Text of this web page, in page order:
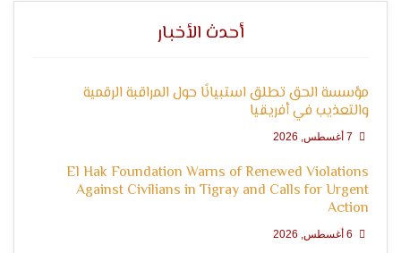
التعبير
أحدث الأخبار
مؤسسة الحق تطلق استبيانًا حول المراقبة الرقمية
والتعذيب في أفريقيا
El Hak Foundation Warns of Renewed Violations
Against Civilians in Tigray and Calls for Urgent
Action